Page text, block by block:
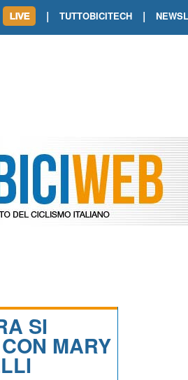
TOUR DE FRANCE. ORCIERES-
TOUR DE FRANCE. A VOIRON TRIONFO
| TUTTOBICITECH |
SI
MARY